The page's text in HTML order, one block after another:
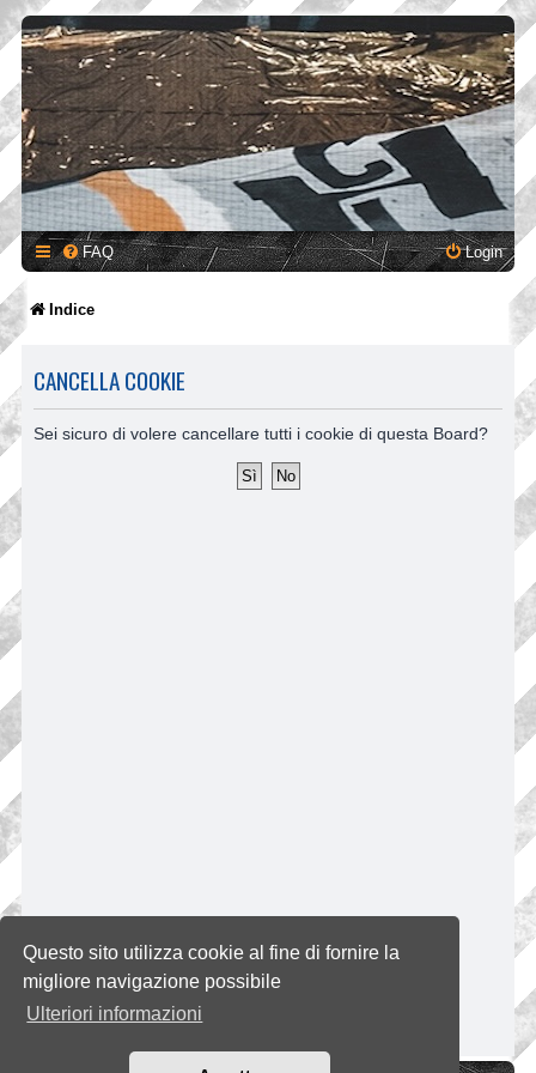
Questo sito utilizza cookie al fine di fornire la
migliore navigazione possibile
Ulteriori informazioni
FAQ Login
Indice
CANCELLA COOKIE
Sei sicuro di volere cancellare tutti i cookie di questa Board?